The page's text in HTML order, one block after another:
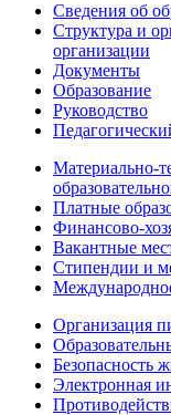
Сведения об
Структура и
организации
Документы
Образование
Руководство
Материально-
Платные
Финансово-
Вакантные
Стипендии и
Организация
Безопасность
Электронная